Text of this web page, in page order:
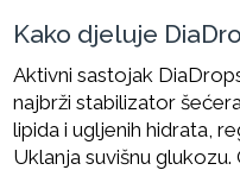
Kako djeluje
Aktivni sastojak
najbrži stabilizator
lipida i ugljenih hidrata,
Uklanja suvišnu